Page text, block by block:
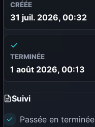
CRÉÉE
31 juil. 2026, 00:32
TERMINÉE
1 août 2026, 00:13
Suivi
Passée en terminée